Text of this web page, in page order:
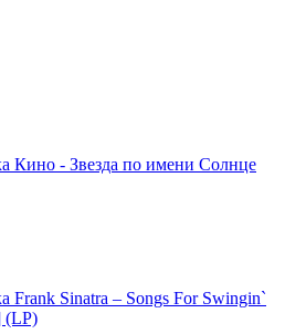
Кино - Звезда по имени Солнце
Frank Sinatra – Songs For Swingin`
(LP)